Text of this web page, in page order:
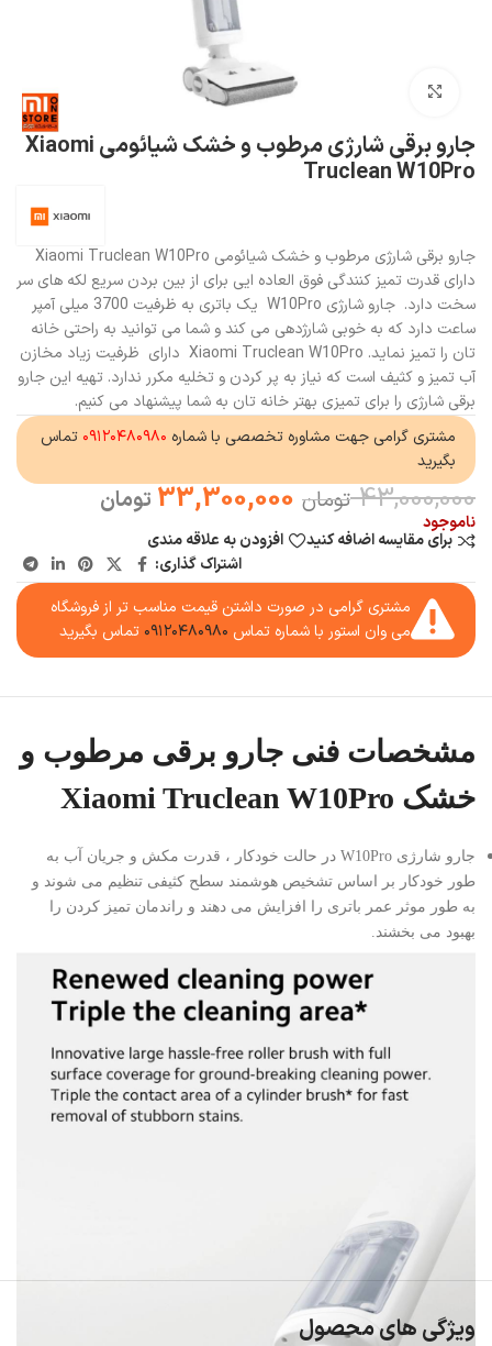
جارو برقی شارژی مرطوب و خشک شیائومی Xiaomi
Truclean W10Pro
جارو برقی شارژی مرطوب و خشک شیائومی Xiaomi Truclean W10Pro
دارای قدرت تمیز کنندگی فوق العاده ایی برای از بین بردن سریع لکه های سر
سخت دارد. جارو شارژی W10Pro یک باتری به ظرفیت 3700 میلی آمپر
ساعت دارد که به خوبی شارژدهی می کند و شما می توانید به راحتی خانه
تان را تمیز نماید. Xiaomi Truclean W10Pro دارای ظرفیت زیاد مخازن
آب تمیز و کثیف است که نیاز به پر کردن و تخلیه مکرر ندارد. تهیه این جارو
برقی شارژی را برای تمیزی بهتر خانه تان به شما پیشنهاد می کنیم.
مشتری گرامی جهت مشاوره تخصصی با شماره ۰۹۱۲۰۴۸۰۹۸۰ تماس
بگیرید
43,000,000 تومان 33,300,000 تومان
ناموجود
برای مقایسه اضافه کنید
افزودن به علاقه مندی
اشتراک گذاری:
مشتری گرامی در صورت داشتن قیمت مناسب تر از فروشگاه
می وان استور با شماره تماس ۰۹۱۲۰۴۸۰۹۸۰ تماس بگیرید
مشخصات فنی جارو برقی مرطوب و
خشک Xiaomi Truclean W10Pro
جارو شارژی W10Pro در حالت خودکار ، قدرت مکش و جریان آب به
طور خودکار بر اساس تشخیص هوشمند سطح کثیفی تنظیم می شوند و
به طور موثر عمر باتری را افزایش می دهند و راندمان تمیز کردن را
بهبود می بخشند.
ویژگی های محصول